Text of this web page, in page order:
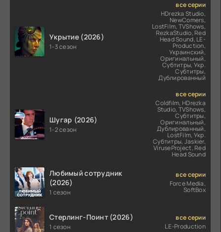
Укрытие (2026)
1-3 сезон
все серии
HDrezka Studio,
NewComers,
LostFilm, TVShows,
RezkaStudio, Red
Head Sound, LE-
Production,
Украинский,
Оригинальный,
Субтитры, Укр.
Субтитры,
Дублированный
Шугар (2026)
1-2 сезон
все серии
Coldfilm, HDrezka
Studio, TVShows,
Субтитры,
Оригинальный,
Дублированный,
LostFilm, Укр.
Субтитры, Jaskier,
ViruseProject, Red
Head Sound
Любимый сотрудник
(2026)
1 сезон
все серии
Force Media,
SoftBox
Стерлинг-Поинт (2026)
1 сезон
все серии
LE-Production